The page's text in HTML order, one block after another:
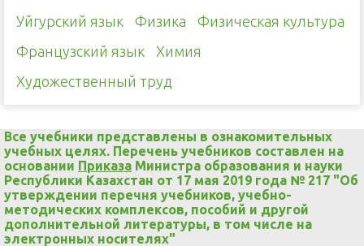
Уйгурский язык
Физика
Физическая культура
Французский язык
Химия
Художественный труд
Все учебники представлены в ознакомительных
учебных целях. Перечень учебников составлен на
основании Приказа Министра образования и науки
Республики Казахстан от 17 мая 2019 года № 217 "Об
утверждении перечня учебников, учебно-
методических комплексов, пособий и другой
дополнительной литературы, в том числе на
электронных носителях"